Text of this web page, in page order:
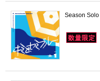
Season Solo